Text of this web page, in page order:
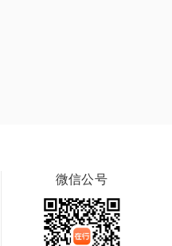
微信公号